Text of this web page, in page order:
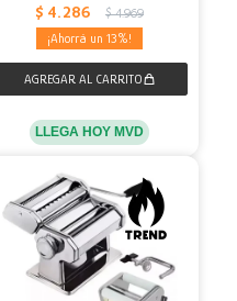
$ 4.286 $ 4.969
13
LLEGA HOY MVD